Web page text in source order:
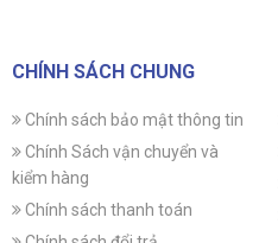
CHÍNH SÁCH CHUNG
Chính sách bảo mật thông tin
Chính Sách vận chuyển và
kiểm hàng
Chính sách thanh toán